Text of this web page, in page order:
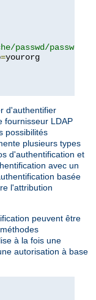
passwd/
=yourorg
d'authentifier
fournisseur LDAP
possibilités
plusieurs types
d'authentification et
avec un
basée
l'attribution
peuvent être
à la fois une
autorisation à base